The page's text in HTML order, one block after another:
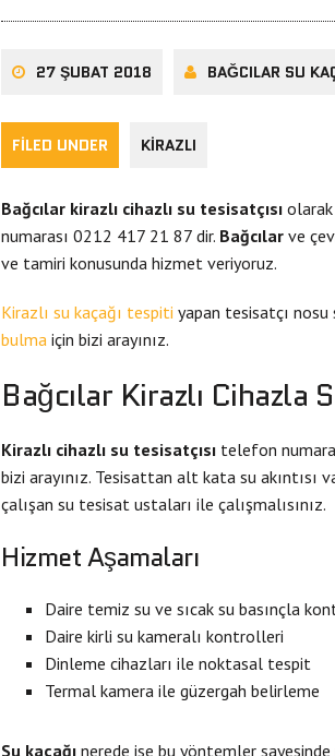
27 ŞUBAT 2018 BAĞCILAR SU
FILED UNDER KIRAZLI
Bağcılar kirazlı cihazlı su tesisatçısı
numarası 0212 417 21 87 dir. Bağcılar ve
ve tamiri konusunda hizmet veriyoruz.
Kirazlı su kaçağı tespiti yapan tesisatçı
bulma için bizi arayınız.
Bağcılar Kirazlı Cihazla
Kirazlı cihazlı su tesisatçısı telefon
bizi arayınız. Tesisattan alt kata su
çalışan su tesisat ustaları ile çalışmalısınız.
Hizmet Aşamaları
Daire temiz su ve sıcak su basınçla
Daire kirli su kameralı kontrolleri
Dinleme cihazları ile noktasal tespit
Termal kamera ile güzergah belirleme
Su kaçağı nerede ise bu yöntemler